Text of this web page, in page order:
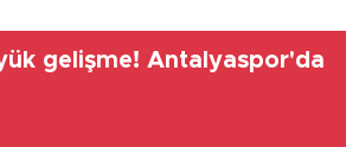
gelişme! Antalyaspor'da